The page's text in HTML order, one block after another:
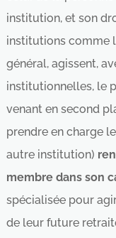
institution, et son
institutions comme
général, agissent,
institutionnelles, le
venant en second
prendre en charge
autre institution)
membre dans son
spécialisée pour
de leur future